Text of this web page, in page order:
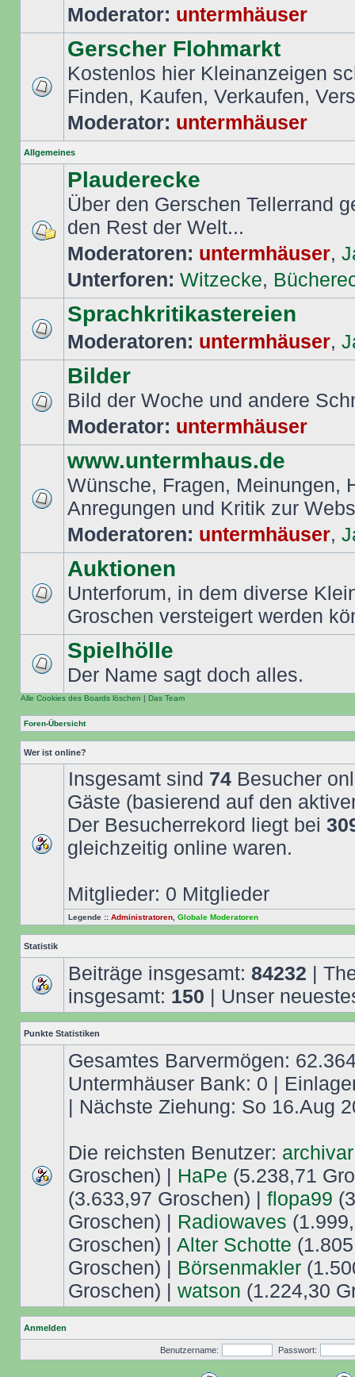
Moderator: untermhäuser
Gerscher Flohmarkt
Kostenlos hier Kleinanzeigen
Finden, Kaufen, Verkaufen,
Moderator: untermhäuser
Allgemeines
Plauderecke
Über den Gerschen Tellerrand
den Rest der Welt...
Moderatoren: untermhäuser,
Unterforen: Witzecke,
Sprachkritikastereien
Moderatoren: untermhäuser,
Bilder
Bild der Woche und andere
Moderator: untermhäuser
www.untermhaus.de
Wünsche, Fragen, Meinungen,
Anregungen und Kritik zur
Moderatoren: untermhäuser,
Auktionen
Unterforum, in dem diverse
Groschen versteigert werden
Spielhölle
Der Name sagt doch alles.
Alle Cookies des Boards löschen | Das Team
Foren-Übersicht
Wer ist online?
Insgesamt sind 74 Besucher
Gäste (basierend auf den
Der Besucherrekord liegt bei
gleichzeitig online waren.
Mitglieder: 0 Mitglieder
Legende :: Administratoren Globale Moderatoren
Statistik
Beiträge insgesamt: 84232 |
insgesamt: 150 | Unser
Punkte Statistiken
Gesamtes Barvermögen:
Untermhäuser Bank: 0 |
| Nächste Ziehung: So 16.Aug
Die reichsten Benutzer: archivar
Groschen) | HaPe (5.238,71
(3.633,97 Groschen) | flopa99
Groschen) | Radiowaves
Groschen) | Alter Schotte
Groschen) | Börsenmakler
Groschen) | watson (1.224,30
Anmelden
Benutzername: Passwort: